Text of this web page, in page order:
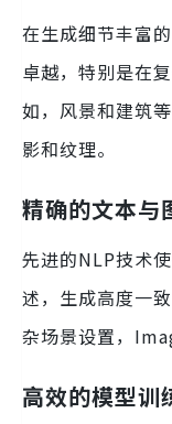
在生成细节丰富
卓越，特别是在
如，风景和建筑
影和纹理。
精确的文本与
先进的NLP技术
述，生成高度一
杂场景设置，
高效的模型训